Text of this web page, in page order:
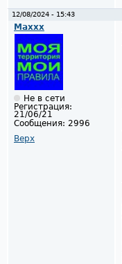
12/08/2024 - 15:43
Maxxx
Не в сети
Регистрация:
21/06/21
Сообщения: 2996
Верх